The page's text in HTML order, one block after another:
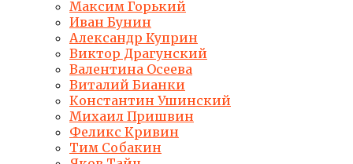
Максим Горький
Иван Бунин
Александр Куприн
Виктор Драгунский
Валентина Осеева
Виталий Бианки
Константин Ушинский
Михаил Пришвин
Феликс Кривин
Тим Собакин